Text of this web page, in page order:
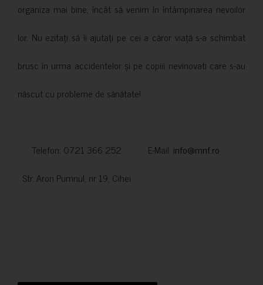
organiza mai bine, încât să venim în întâmpinarea nevoilor
lor. Nu ezitați să îi ajutați pe cei a căror viață s-a schimbat
brusc în urma accidentelor și pe copiii nevinovati care s-au
născut cu probleme de sănătate!
Telefon: 0721 366 252 E-Mail: info@mnf.ro
Str. Aron Pumnul, nr 19, Cihei